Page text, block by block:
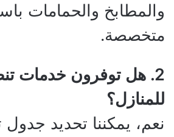
والمطابخ والحمامات
متخصصة.
2. هل توفرون خدمات
للمنازل؟
نعم، يمكننا تحديد